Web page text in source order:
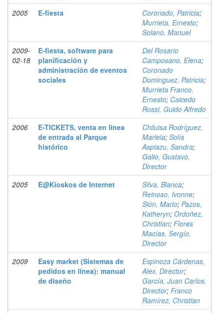
2005
E-fiesta Coronado, Patricia;
Murrieta, Ernesto;
Solano, Manuel
2009-
02-18
E-fiesta, software para
planificación y
administración de eventos
sociales
Del Rosario
Camposano, Elena;
Coronado
Dominguez, Patricia;
Murrieta Franco,
Ernesto; Caicedo
Rossi, Guido Alfredo
2006
E-TICKETS, venta en línea
de entrada al Parque
histórico
Chiluisa Rodríguez,
Mariela; Solís
Aspiazu, Sandra;
Galio, Gustavo,
Director
2005
E@Kioskos de Internet Silva, Blanca;
Reinoso, Ivonne;
Sión, Mario; Pazos,
Katheryn; Ordoñez,
Christian; Flores
Macías, Sergío,
Director
2009
Easy market (Sistemas de
pedidos en línea): manual
de diseño
Espinoza Cárdenas,
Alex, Director;
García, Juan Carlos,
Director; Franco
Ramírez, Christian